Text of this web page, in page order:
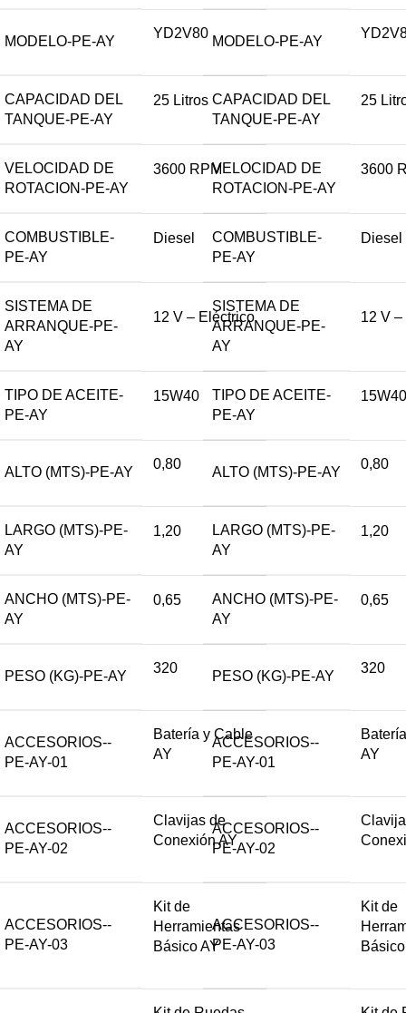
MODELO-PE-AY
YD2V80
CAPACIDAD DEL
TANQUE-PE-AY
25 Litros
VELOCIDAD DE
ROTACION-PE-AY
3600 RPM
COMBUSTIBLE-
PE-AY
Diesel
SISTEMA DE
ARRANQUE-PE-
AY
12 V – Eléctrico
TIPO DE ACEITE-
PE-AY
15W40
ALTO (MTS)-PE-AY
0,80
LARGO (MTS)-PE-
AY
1,20
ANCHO (MTS)-PE-
AY
0,65
PESO (KG)-PE-AY
320
ACCESORIOS--
PE-AY-01
Batería y Cable
AY
ACCESORIOS--
PE-AY-02
Clavijas de
Conexión AY
ACCESORIOS--
PE-AY-03
Kit de
Herramientas
Básico AY
MODELO-PE-AY
CAPACIDAD DEL
TANQUE-PE-AY
25
VELOCIDAD DE
ROTACION-PE-AY
3600
COMBUSTIBLE-
PE-AY
Diesel
SISTEMA DE
ARRANQUE-PE-
AY
12 V
TIPO DE ACEITE-
PE-AY
15W40
ALTO (MTS)-PE-AY
0,80
LARGO (MTS)-PE-
AY
1,20
ANCHO (MTS)-PE-
AY
0,65
PESO (KG)-PE-AY
320
ACCESORIOS--
PE-AY-01
AY
ACCESORIOS--
PE-AY-02
ACCESORIOS--
PE-AY-03
Kit de